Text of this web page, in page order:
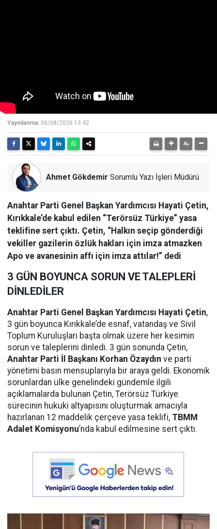
Yayınlanma: 08/08/2026 13:42
Ahmet Gökdemir Sorumlu Yazı İşleri Müdürü
Anahtar Parti Genel Başkan Yardımcısı Hayati Çetin,
Kırıkkale’de kabul edilen “Terörsüz Türkiye” yasa
teklifine sert çıktı. Çetin, “Halkın seçip gönderdiği
vekiller gazilerin özlük hakları için imza atmazken
Apo ve avanesinin affı için imza attılar!” dedi
3 GÜN BOYUNCA SORUN VE TALEPLERİ
DİNLEDİLER
Anahtar Parti Genel Başkan Yardımcısı Hayati Çetin,
3 gün boyunca Kırıkkale’de esnaf, vatandaş ve Sivil
Toplum Kuruluşları başta olmak üzere her kesimin
sorun ve taleplerini dinledi. 3 gün sonunda Çetin,
Anahtar Parti İl Başkanı Korhan Özaydın ve parti
yönetimi basın mensuplarıyla bir araya geldi. Ekonomik
sorunlardan ülke genelindeki gündemle ilgili
açıklamalarda bulunan Çetin, Terörsüz Türkiye
sürecinin hukuki altyapısını oluşturmak amacıyla
hazırlanan 12 maddelik çerçeve yasa teklifi, TBMM
Adalet Komisyonu’nda kabul edilmesine sert çıktı.